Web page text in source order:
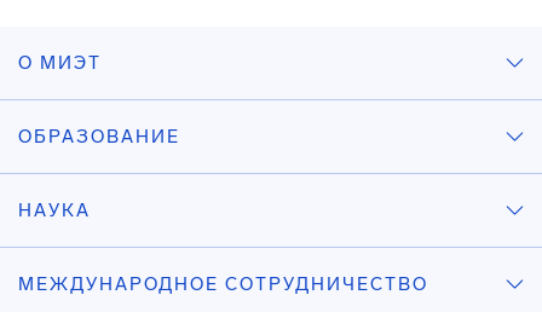
О МИЭТ
ОБРАЗОВАНИЕ
НАУКА
МЕЖДУНАРОДНОЕ СОТРУДНИЧЕСТВО